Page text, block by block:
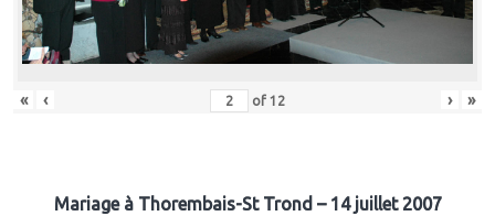
« ‹ of 12 › »
Mariage à Thorembais-St Trond – 14 juillet 2007